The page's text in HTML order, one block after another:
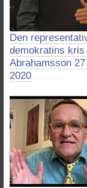
Den
demokratins kris
Abrahamsson
2020